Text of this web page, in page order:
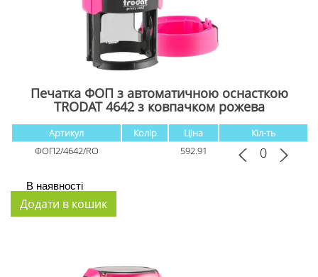
Печатка ФОП з автоматичною оснасткою
TRODAT 4642 з ковпачком рожева
Артикул Колір Ціна
Кіл-ть
ФОП2/4642/RO
592.91
В наявності